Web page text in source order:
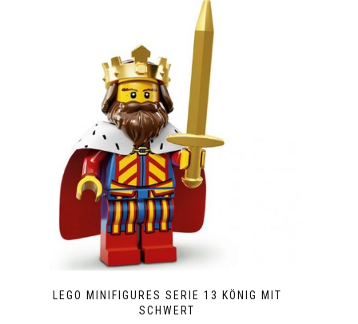
LEGO MINIFIGURES SERIE 13 KÖNIG MIT
SCHWERT